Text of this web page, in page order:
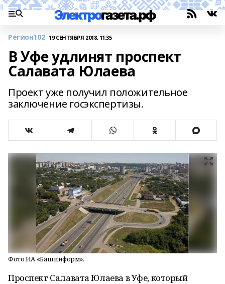
Регион102 19 СЕНТЯБРЯ 2018, 11:35
В Уфе удлинят проспект
Салавата Юлаева
Проект уже получил положительное
заключение госэкспертизы.
Фото ИА «Башинформ».
Проспект Салавата Юлаева в Уфе, который